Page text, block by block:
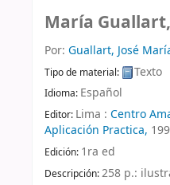
María Guallart,
Por: Guallart, José
Tipo de material: Texto
Idioma: Español
Editor: Lima : Centro
Aplicación Practica,
Edición: 1ra ed
Descripción:258 p.: